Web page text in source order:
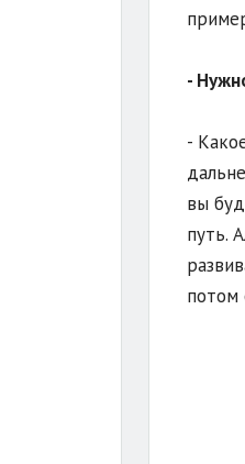
-
-
вы
путь.
потом